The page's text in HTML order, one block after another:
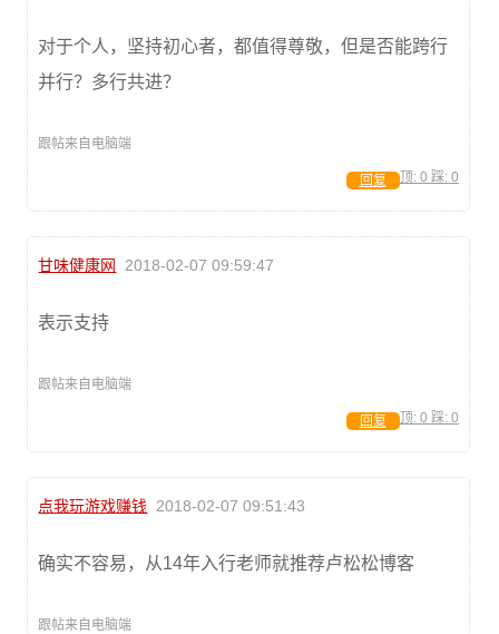
对于个人，坚持初心者，都值得尊敬，但是否能跨行
并行？多行共进？
跟帖来自电脑端
顶: 0 踩: 0
回复
甘味健康网 2018-02-07 09:59:47
表示支持
跟帖来自电脑端
顶: 0 踩: 0
回复
点我玩游戏赚钱 2018-02-07 09:51:43
确实不容易，从14年入行老师就推荐卢松松博客
跟帖来自电脑端